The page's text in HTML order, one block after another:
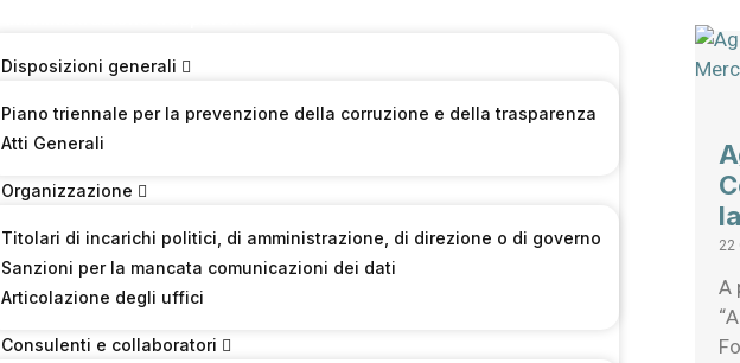
Disposizioni generali
Piano triennale per la prevenzione della corruzione e della trasparenza
Atti Generali
Organizzazione
Titolari di incarichi politici, di amministrazione, di direzione o di governo
Sanzioni per la mancata comunicazioni dei dati
Articolazione degli uffici
Consulenti e collaboratori
22
A